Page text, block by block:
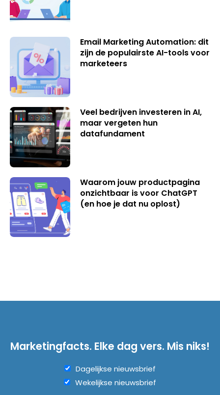
Email Marketing Automation: dit
zijn de populairste AI-tools voor
marketeers
Veel bedrijven investeren in AI,
maar vergeten hun
datafundament
Waarom jouw productpagina
onzichtbaar is voor ChatGPT
(en hoe je dat nu oplost)
Marketingfacts. Elke dag vers. Mis niks!
Dagelijkse nieuwsbrief
Wekelijkse nieuwsbrief